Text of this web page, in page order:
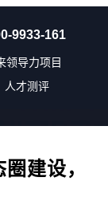
领导力项目
人才测评
9933-161
建设，